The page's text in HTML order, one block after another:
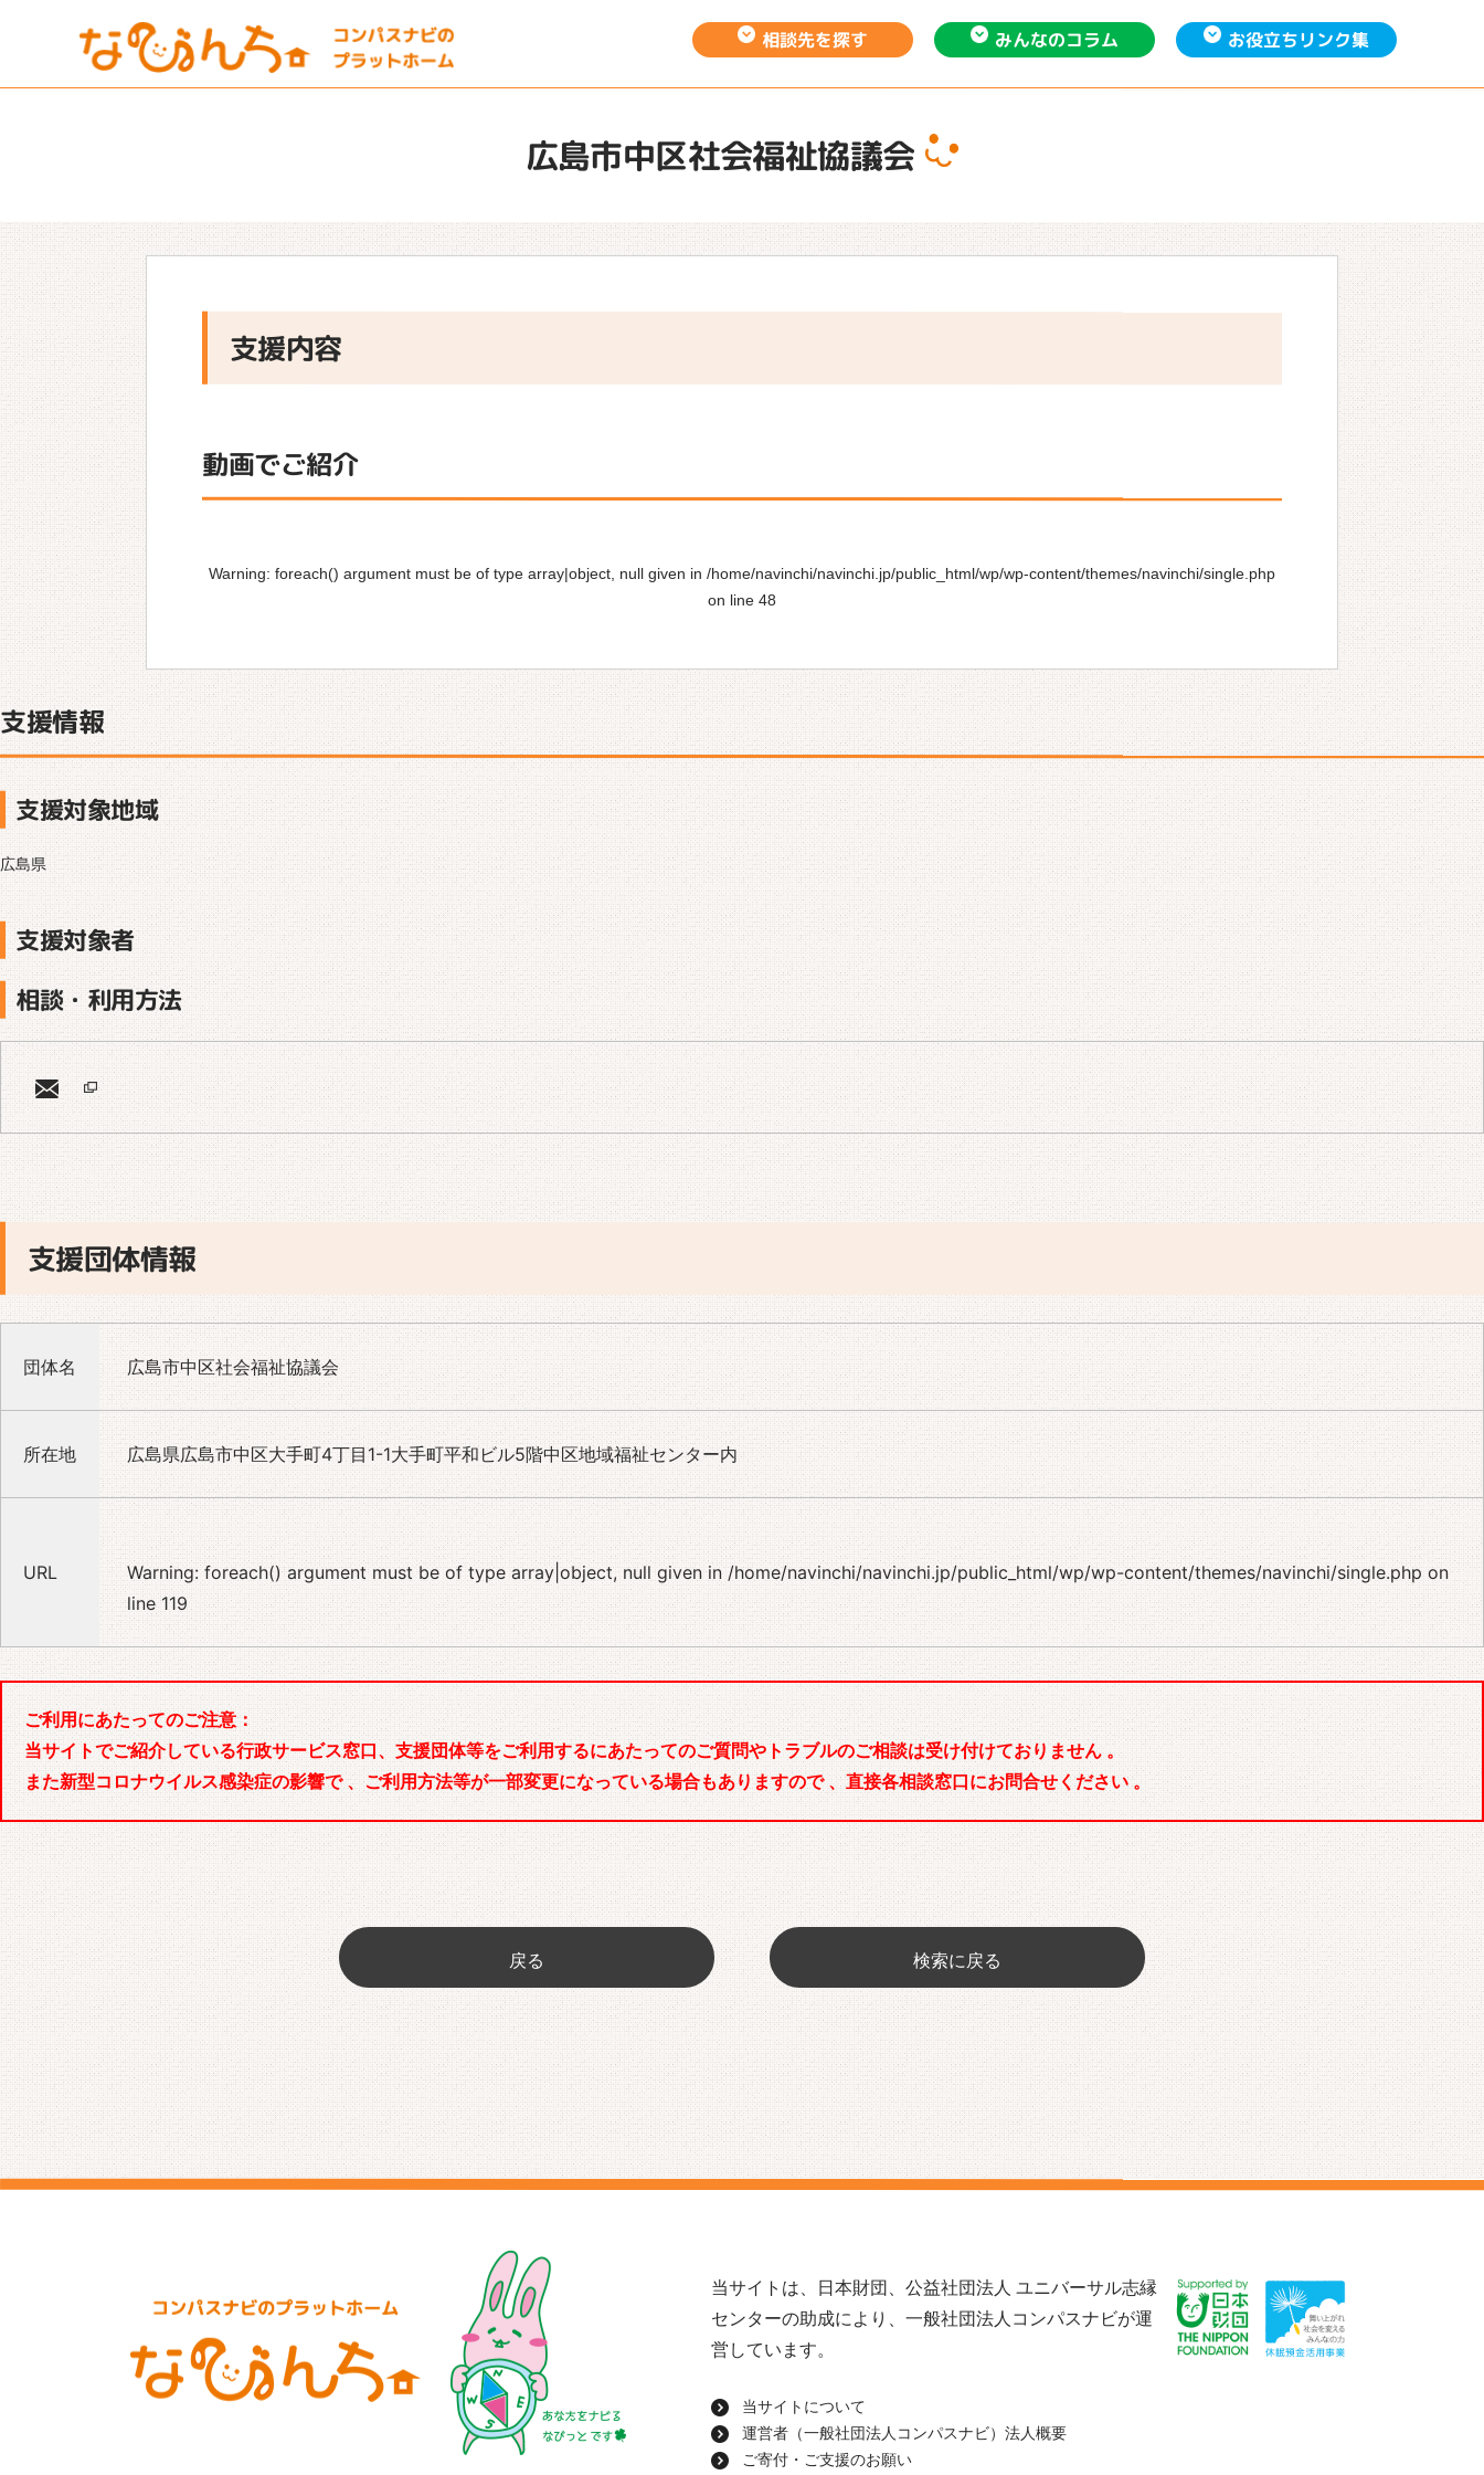
相談先を探す みんなのコラム お役立ちリンク集
広島市中区社会福祉協議会
支援内容
動画でご紹介
Warning: foreach() argument must be of type array|object, null given in /home/navinchi/navinchi.jp/public_html/wp/wp-content/themes/navinchi/single.php
on line 48
支援情報
支援対象地域
広島県
支援対象者
相談・利用方法
支援団体情報
団体名 広島市中区社会福祉協議会
所在地 広島県広島市中区大手町4丁目1-1大手町平和ビル5階中区地域福祉センター内
URL Warning: foreach() argument must be of type array|object, null given in/home/navinchi/navinchi.jp/public_html/wp/wp-content/themes/navinchi/single.php on
line119
ご利用にあたってのご注意：
当サイトでご紹介している行政サービス窓口、支援団体等をご利用するにあたってのご質問やトラブルのご相談は受け付けておりません 。
また新型コロナウイルス感染症の影響で 、ご利用方法等が一部変更になっている場合もありますので 、直接各相談窓口にお問合せください 。
戻る 検索に戻る
当サイトは、日本財団、公益社団法人 ユニバーサル志縁
センターの助成により、一般社団法人コンパスナビが運
営しています。
当サイトについて
運営者（一般社団法人コンパスナビ）法人概要
ご寄付・ご支援のお願い